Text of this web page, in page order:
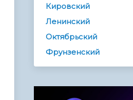
Кировский
Ленинский
Октябрьский
Фрунзенский